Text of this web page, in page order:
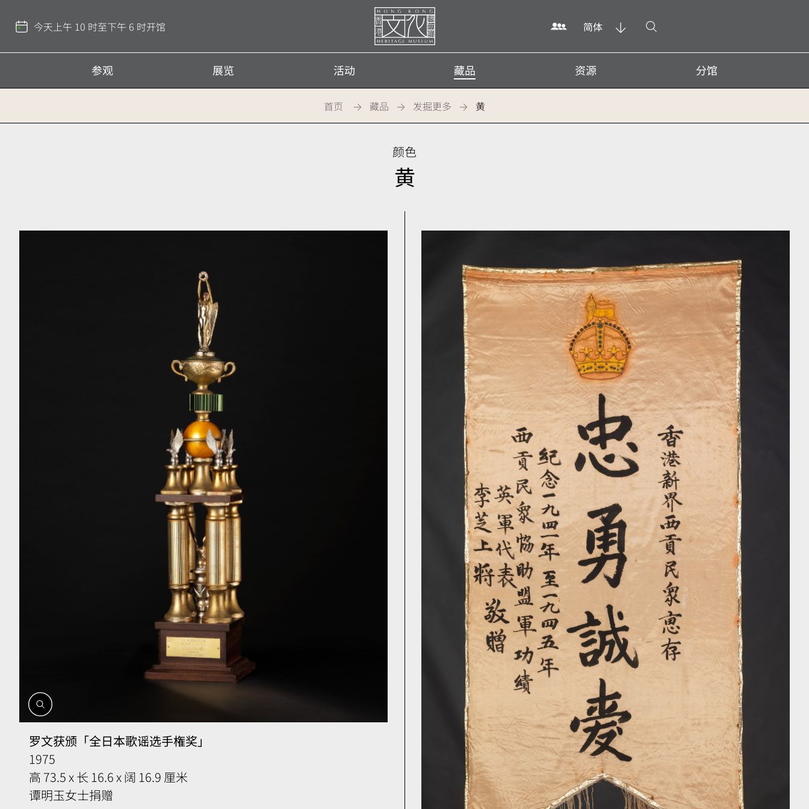
部
今天上午 10 时至下午 6 时开馆
首
简体 打开搜寻
参观 展览 活动 藏品 资源 分馆
首页 藏品 发掘更多 黄
颜色
黄
開
啟
簿
罗文获颁「全日本歌谣选手権奖」
1975
高 73.5 x 长 16.6 x 阔 16.9 厘米
谭明玉女士捐赠